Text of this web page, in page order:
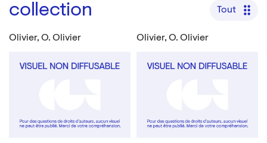
collection
Tout
Olivier, O. Olivier Olivier, O. Olivier